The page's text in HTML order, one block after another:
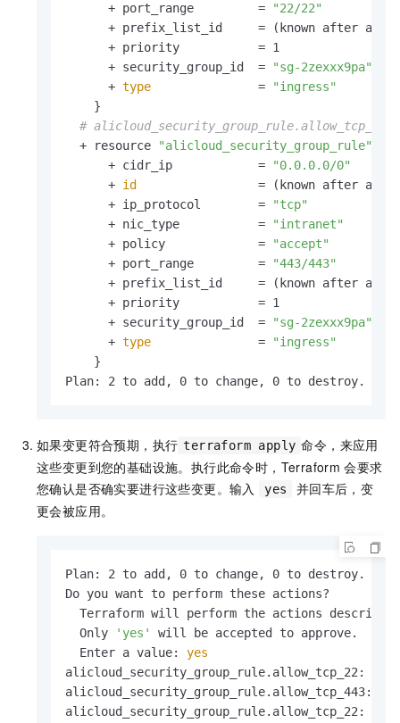
      + port_range         =
"22/22"
+ prefix_list_id     = (known after
      + priority           = 1
      + security_group_id  =
"sg-2zexxx9pa"
      +
type
               =
"ingress"
    }
#
  + resource
"alicloud_security_group_rule"
      + cidr_ip            =
"0.0.0.0/0"
      +
id
= (known after
      + ip_protocol        =
"tcp"
      + nic_type           =
"intranet"
      + policy             =
"accept"
      + port_range         =
"443/443"
+ prefix_list_id     = (known after
      + priority           = 1
      + security_group_id  =
"sg-2zexxx9pa"
      +
type
               =
"ingress"
    }
Plan: 2 to add, 0 to change, 0 to destroy.
如果变更符合预期，执行 terraform apply 命令，来应用
这些变更到您的基础设施。执行此命令时，Terraform 会要求
您确认是否确实要进行这些变更。输入
yes
并回车后，变
更会被应用。
Plan: 2 to add, 0 to change, 0 to destroy.
Do you want to perform these actions?
Terraform will perform the actions described
  Only
'yes'
will be accepted to approve.
  Enter a value:
yes
alicloud_security_group_rule.allow_tcp_22:
alicloud_security_group_rule.allow_tcp_443:
alicloud_security_group_rule.allow_tcp_22: